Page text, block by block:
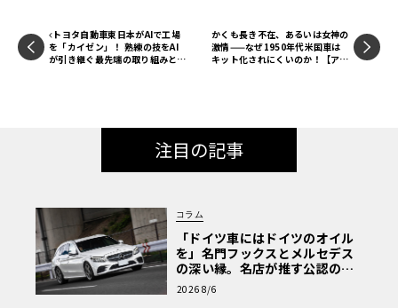
トヨタ自動車東日本がAIで工場
を「カイゼン」！ 熟練の技をAI
が引き継ぐ最先端の取り組みとは
かくも長き不在、あるいは女神の
激情——なぜ1950年代米国車は
キット化されにくいのか！【アメ
注目の記事
コラム
「ドイツ車にはドイツのオイル
を」名門フックスとメルセデス
の深い縁。名店が推す公認の安
心と、Cクラスで味わうシルキー
な走り〈PR〉
2026 8/6